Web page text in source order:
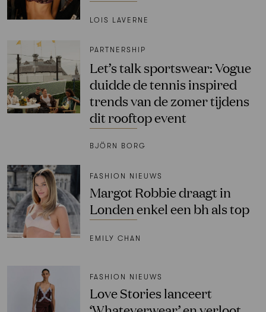
LOIS LAVERNE
PARTNERSHIP
Let’s talk sportswear: Vogue
duidde de tennis inspired
trends van de zomer tijdens
dit rooftop event
BJÖRN BORG
FASHION NIEUWS
Margot Robbie draagt in
Londen enkel een bh als top
EMILY CHAN
FASHION NIEUWS
Love Stories lanceert